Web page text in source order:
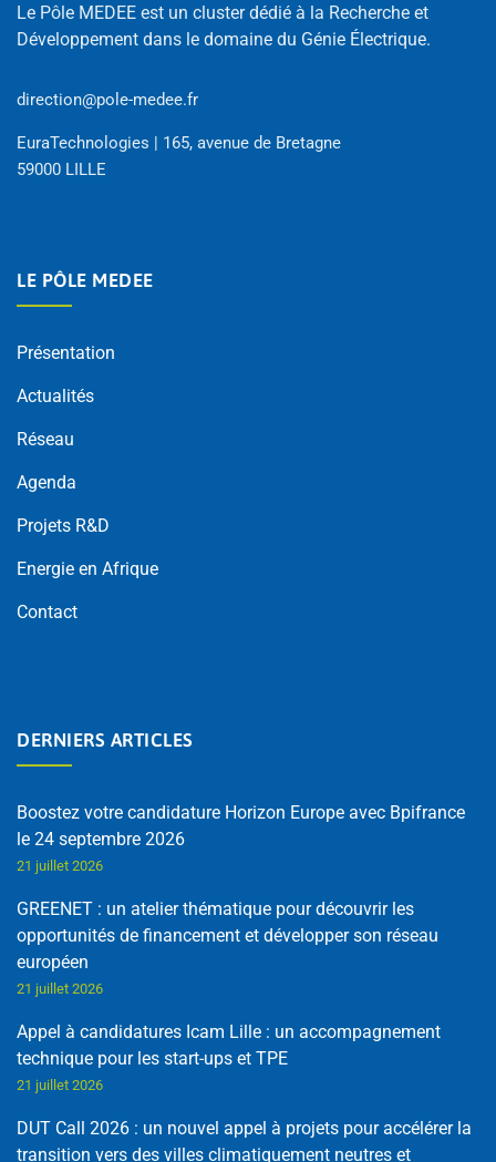
Le Pôle MEDEE est un cluster dédié à la Recherche et
Développement dans le domaine du Génie Électrique.
direction@pole-medee.fr
EuraTechnologies | 165, avenue de Bretagne
59000 LILLE
LE PÔLE MEDEE
Présentation
Actualités
Réseau
Agenda
Projets R&D
Energie en Afrique
Contact
DERNIERS ARTICLES
Boostez votre candidature Horizon Europe avec Bpifrance
le 24 septembre 2026
21 juillet 2026
GREENET : un atelier thématique pour découvrir les
opportunités de financement et développer son réseau
européen
21 juillet 2026
Appel à candidatures Icam Lille : un accompagnement
technique pour les start-ups et TPE
21 juillet 2026
DUT Call 2026 : un nouvel appel à projets pour accélérer la
transition vers des villes climatiquement neutres et